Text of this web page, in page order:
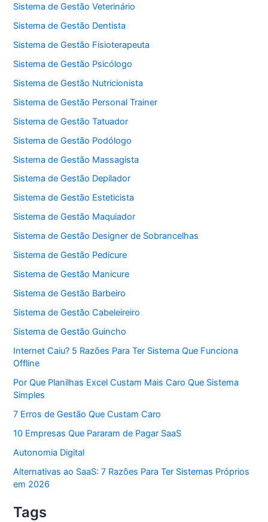
Sistema de Gestão Veterinário
Sistema de Gestão Dentista
Sistema de Gestão Fisioterapeuta
Sistema de Gestão Psicólogo
Sistema de Gestão Nutricionista
Sistema de Gestão Personal Trainer
Sistema de Gestão Tatuador
Sistema de Gestão Podólogo
Sistema de Gestão Massagista
Sistema de Gestão Depilador
Sistema de Gestão Esteticista
Sistema de Gestão Maquiador
Sistema de Gestão Designer de Sobrancelhas
Sistema de Gestão Pedicure
Sistema de Gestão Manicure
Sistema de Gestão Barbeiro
Sistema de Gestão Cabeleireiro
Sistema de Gestão Guincho
Internet Caiu? 5 Razões Para Ter Sistema Que Funciona
Offline
Por Que Planilhas Excel Custam Mais Caro Que Sistema
Simples
7 Erros de Gestão Que Custam Caro
10 Empresas Que Pararam de Pagar SaaS
Autonomia Digital
Alternativas ao SaaS: 7 Razões Para Ter Sistemas Próprios
em 2026
Tags